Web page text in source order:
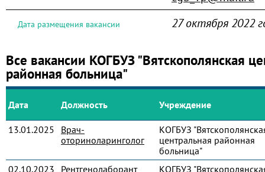
Дата размещения вакансии 27 октября 2022
Все вакансии КОГБУЗ "Вятскополянская
районная больница"
Дата Должность Учреждение
13.01.2025
Врач-
оториноларинголог
КОГБУЗ
центральная районная
больница"
02.10.2023
Рентгенолаборант
КОГБУЗ